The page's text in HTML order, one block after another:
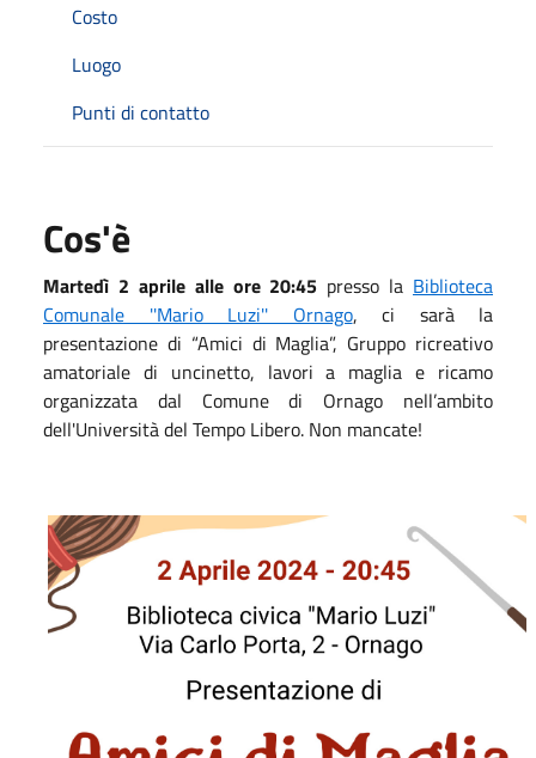
Costo
Luogo
Punti di contatto
Cos'è
Martedì 2 aprile alle ore 20:45 presso la Biblioteca
Comunale ''Mario Luzi'' Ornago, ci sarà la
presentazione di “Amici di Maglia”, Gruppo ricreativo
amatoriale di uncinetto, lavori a maglia e ricamo
organizzata dal Comune di Ornago nell’ambito
dell'Università del Tempo Libero. Non mancate!